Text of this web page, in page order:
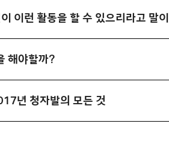
이런 활동을 할 수 있으리라고 말
해야할까?
년 청자발의 모든 것